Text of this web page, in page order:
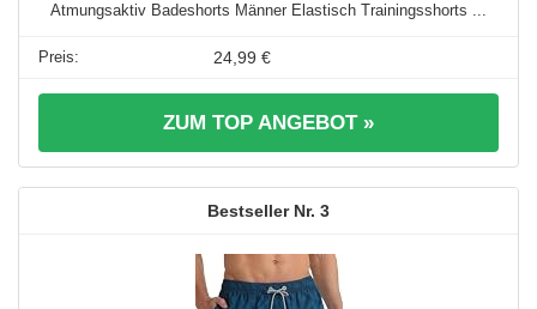
Atmungsaktiv Badeshorts Männer Elastisch Trainingsshorts ...
24,99 €
ZUM TOP ANGEBOT »
3